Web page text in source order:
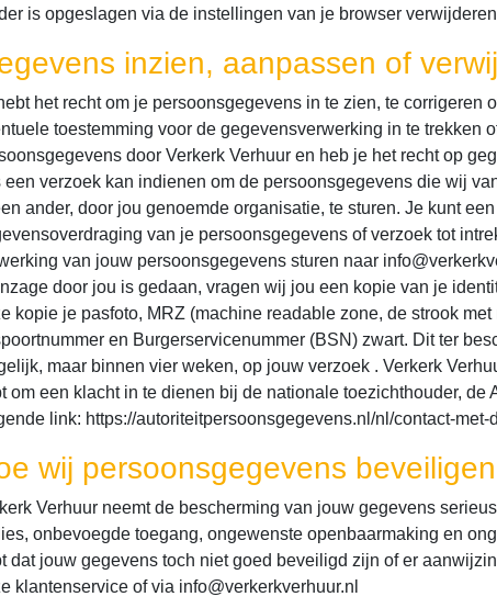
is opgeslagen via de instellingen van je browser
inzien, aanpassen of
het recht om je persoonsgegevens in te zien, te corrigeren
toestemming voor de gegevensverwerking in te trekken
door Verkerk Verhuur en heb je het recht op
een verzoek kan indienen om de persoonsgegevens die wij
ander, door jou genoemde organisatie, te sturen. Je kunt
van je persoonsgegevens of verzoek tot
van jouw persoonsgegevens sturen naar
door jou is gedaan, vragen wij jou een kopie van je
kopie je pasfoto, MRZ (machine readable zone, de strook
en Burgerservicenummer (BSN) zwart. Dit ter
maar binnen vier weken, op jouw verzoek . Verkerk
om een klacht in te dienen bij de nationale toezichthouder,
link: https://autoriteitpersoonsgegevens.nl/nl/contact-
wij persoonsgegevens beveiligen
Verhuur neemt de bescherming van jouw gegevens
onbevoegde toegang, ongewenste openbaarmaking en
dat jouw gegevens toch niet goed beveiligd zijn of er
klantenservice of via info@verkerkverhuur.nl